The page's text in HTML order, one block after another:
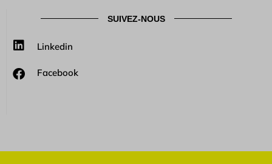
SUIVEZ-NOUS
Linkedin
Facebook